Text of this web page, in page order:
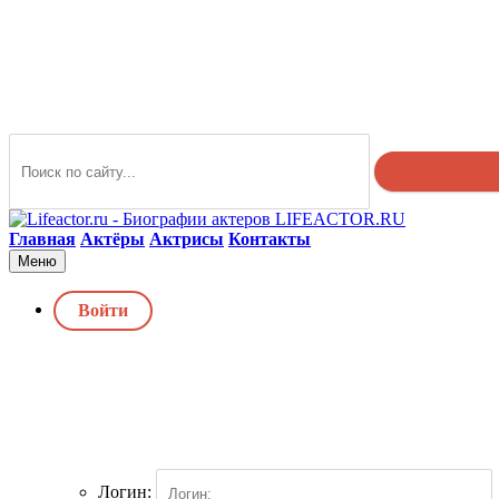
LIFEACTOR.RU
Главная Актёры Актрисы Контакты
Меню
Войти
Логин: